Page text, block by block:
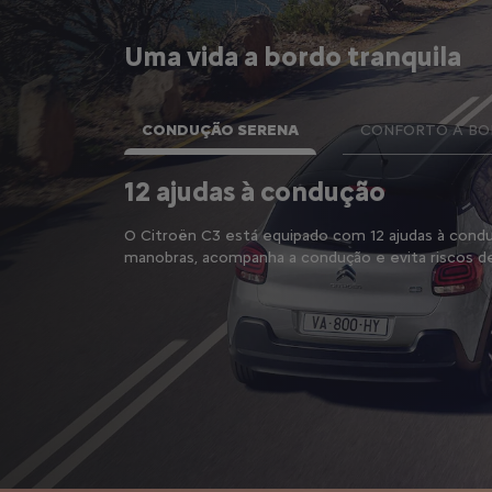
Uma vida a bordo tranquila
12 ajudas à condução
O Citroën C3 está equipado com 12 ajudas à
manobras, acompanha a condução e evita riscos
CONDUÇÃO SERENA CONFORTO A